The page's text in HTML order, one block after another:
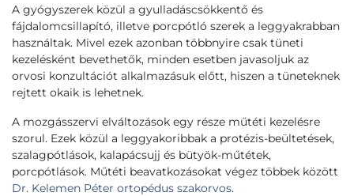
A gyógyszerek közül a gyulladáscsökkentő és
fájdalomcsillapító, illetve porcpótló szerek a leggyakrabban
használtak. Mivel ezek azonban többnyire csak tüneti
kezelésként bevethetők, minden esetben javasoljuk az
orvosi konzultációt alkalmazásuk előtt, hiszen a tüneteknek
rejtett okaik is lehetnek.
A mozgásszervi elváltozások egy része műtéti kezelésre
szorul. Ezek közül a leggyakoribbak a protézis-beültetések,
szalagpótlások, kalapácsujj és bütyök-műtétek,
porcpótlások. Műtéti beavatkozásokat végez többek között
Dr. Kelemen Péter ortopédus szakorvos.